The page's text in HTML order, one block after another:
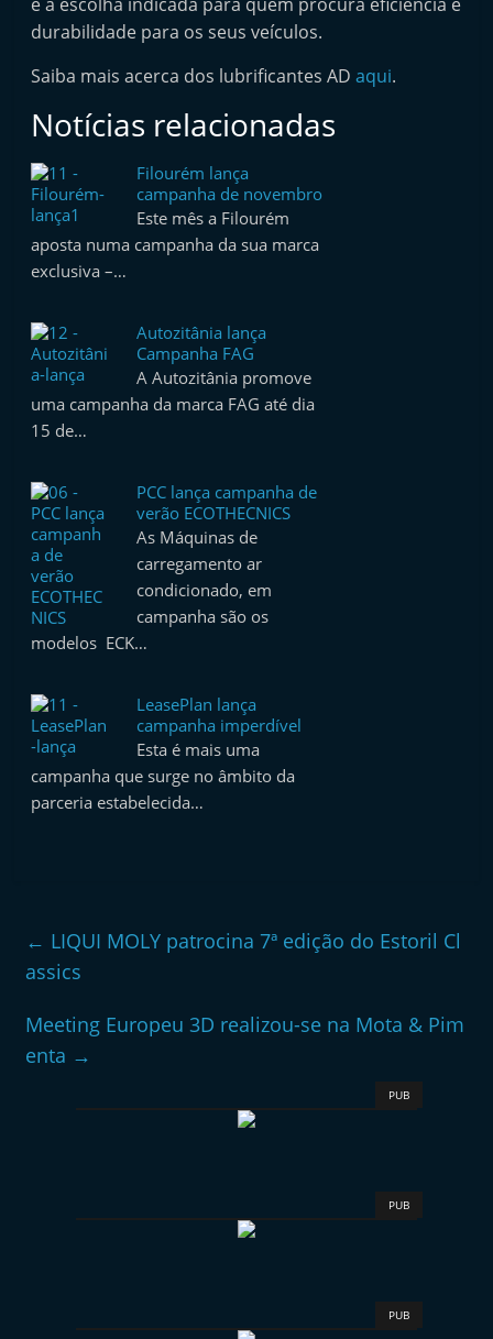
A
f
t
r
m
a
r
k
A
u
t
ó
v
e
l
e
o
r
t
u
durabilidade para os seus veículos.
Saiba mais acerca dos lubrificantes ADaqui.
Notícias relacionadas
Filourém lança
campanha de novembro
Este mês a Filourém
aposta numa campanha da sua marca
exclusiva –…
Autozitânia lança
Campanha FAG
A Autozitânia promove
uma campanha da marca FAG até dia
15 de…
PCC lança campanha de
verão ECOTHECNICS
As Máquinas de
carregamento ar
condicionado, em
campanha são os
modelos ECK…
LeasePlan lança
campanha imperdível
Esta é mais uma
campanha que surge no âmbito da
parceria estabelecida…
← LIQUI MOLY patrocina 7ª edição do Estoril Cl
assics
Meeting Europeu 3D realizou-se na Mota & Pim
enta →
PUB
PUB
PUB